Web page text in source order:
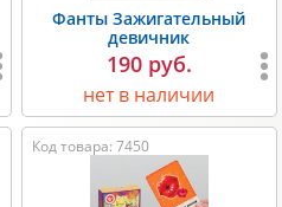
Фанты Зажигательный
девичник
190 руб.
нет в наличии
Код товара: 7450